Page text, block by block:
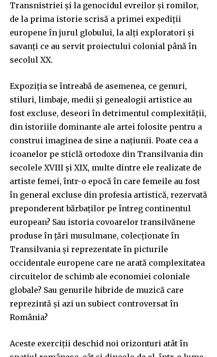
Transnistriei și la genocidul evreilor și romilor,
de la prima istorie scrisă a primei expediții
europene în jurul globului, la alți exploratori și
savanți ce au servit proiectului colonial până în
secolul XX.
Expoziția se întreabă de asemenea, ce genuri,
stiluri, limbaje, medii și genealogii artistice au
fost excluse, deseori în detrimentul complexității,
din istoriile dominante ale artei folosite pentru a
construi imaginea de sine a națiunii. Poate cea a
icoanelor pe sticlă ortodoxe din Transilvania din
secolele XVIII și XIX, multe dintre ele realizate de
artiste femei, într-o epocă în care femeile au fost
în general excluse din profesia artistică, rezervată
preponderent bărbaților pe întreg continentul
european? Sau istoria covoarelor transilvănene
produse în țări musulmane, colecționate în
Transilvania și reprezentate în picturile
occidentale europene care ne arată complexitatea
circuitelor de schimb ale economiei coloniale
globale? Sau genurile hibride de muzică care
reprezintă și azi un subiect controversat în
România?
Aceste exerciții deschid noi orizonturi atât în